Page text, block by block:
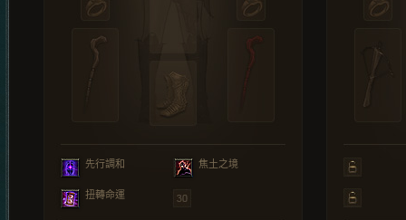
先行調和 焦土之境
扭轉命運